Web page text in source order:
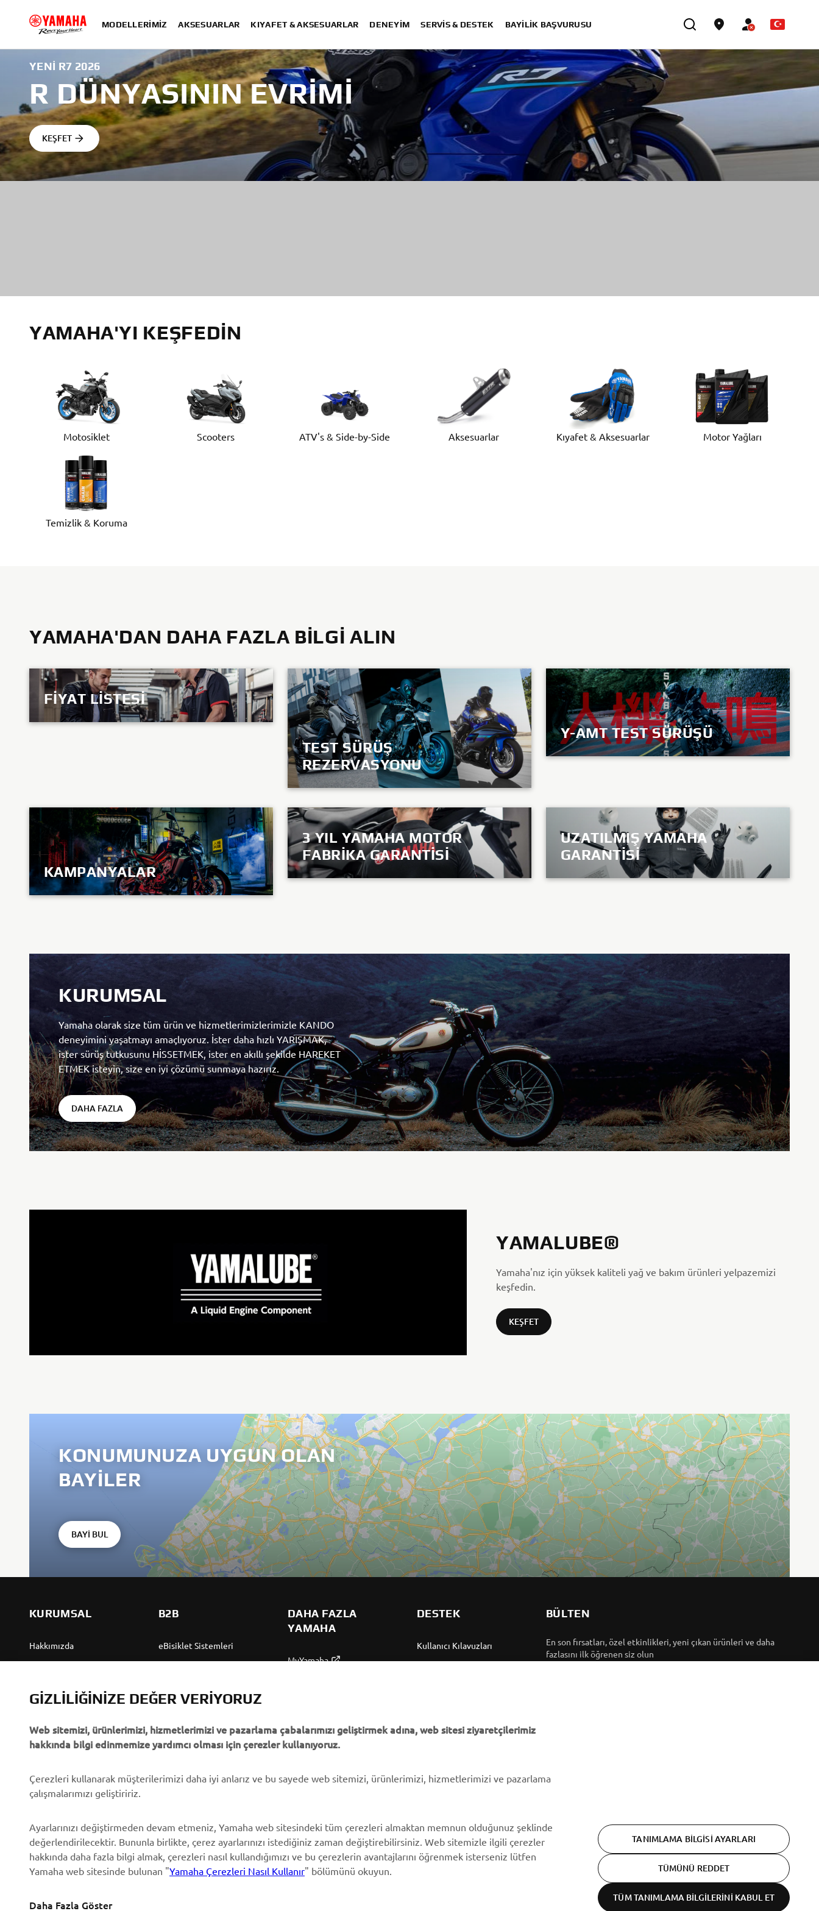
MODELLERIMIZ AKSESUARLAR KIYAFET & AKSESUARLAR DENEYIM SERVIS & DESTEK BAYİLİK BAŞVURUSU
YENI R7 2026
R DÜNYASININ EVRIMI
KEŞFET
YAMAHA'YI KEŞFEDIN
Motosiklet Scooters ATV's & Side-by-Side Aksesuarlar Kıyafet & Aksesuarlar Motor Yağları
Temizlik & Koruma
YAMAHA'DAN DAHA FAZLA BILGI ALIN
FIYAT LISTESI
TEST SÜRÜŞ
REZERVASYONU
KEŞFET
Y-AMT TEST SÜRÜŞÜ
KAMPANYALAR
3 YIL YAMAHA MOTOR
FABRIKA GARANTISI
UZATILMIŞ YAMAHA
GARANTİSİ
KURUMSAL
Yamaha olarak size tüm ürün ve hizmetlerimizlerimizle KANDO
deneyimini yaşatmayı amaçlıyoruz. İster daha hızlı YARIŞMAK,
ister sürüş tutkusunu HİSSETMEK, ister en akıllı şekilde HAREKET
ETMEK isteyin, size en iyi çözümü sunmaya hazırız.
DAHA FAZLA
YAMALUBE®
Yamaha'nız için yüksek kaliteli yağ ve bakım ürünleri yelpazemizi
keşfedin.
KEŞFET
KONUMUNUZA UYGUN OLAN
BAYILER
BAYİ BUL
KURUMSAL
Hakkımızda
Olaylar
Broşürler
Yamaha Bayisi Olmak
İnsan Hakları Politikası
Politikası
Whistleblower Channel
B2B
eBisiklet Sistemleri
Sürücü kursları
Ortaklıklar
Yamalube Safety Data
DAHA FAZLA
YAMAHA
MyYamaha
Yamaha Motor Global
Mobil Uygulamalar
DESTEK
Kullanıcı Kılavuzları
Bilgilendirme
BÜLTEN
En son fırsatları, özel etkinlikleri, yeni çıkan ürünleri ve daha
fazlasını ilk öğrenen siz olun
GIZLILIĞINIZE DEĞER VERIYORUZ
Web sitemizi, ürünlerimizi, hizmetlerimizi ve pazarlama çabalarımızı geliştirmek adına, web sitesi ziyaretçilerimiz
hakkında bilgi edinmemize yardımcı olması için çerezler kullanıyoruz.
Çerezleri kullanarak müşterilerimizi daha iyi anlarız ve bu sayede web sitemizi, ürünlerimizi, hizmetlerimizi ve pazarlama
çalışmalarımızı geliştiririz.
Ayarlarınızı değiştirmeden devam etmeniz, Yamaha web sitesindeki tüm çerezleri almaktan memnun olduğunuz şeklinde
değerlendirilecektir. Bununla birlikte, çerez ayarlarınızı istediğiniz zaman değiştirebilirsiniz. Web sitemizle ilgili çerezler
hakkında daha fazla bilgi almak, çerezleri nasıl kullandığımızı ve bu çerezlerin avantajlarını öğrenmek isterseniz lütfen
Yamaha web sitesinde bulunan "Yamaha Çerezleri Nasıl Kullanır" bölümünü okuyun.
Daha Fazla Göster
TANIMLAMA BILGISI AYARLARI
TÜMÜNÜ REDDET
TÜM TANIMLAMA BILGILERINI KABUL ET